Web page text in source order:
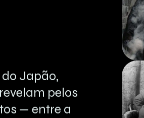
do Japão,
revelam pelos
— entre a